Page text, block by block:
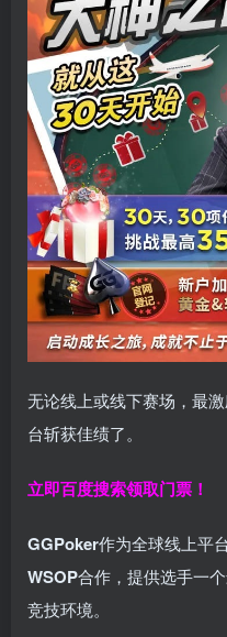
无论线上或线下赛场，最
台斩获佳绩了。
立即百度搜索领取门票！
GGPoker作为全球线上平
WSOP合作，提供选手一
竞技环境。